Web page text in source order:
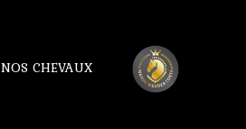
NOS CHEVAUX